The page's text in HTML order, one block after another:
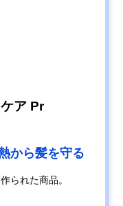
ア Pr
から髪を守る
られた商品。